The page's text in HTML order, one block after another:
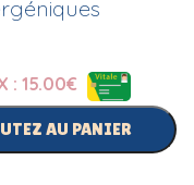
: 15.00€
AU PANIER